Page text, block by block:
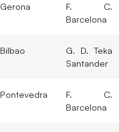
Gerona
F. C.
Barcelona
Bilbao
G. D. Teka
Santander
Pontevedra
F. C.
Barcelona